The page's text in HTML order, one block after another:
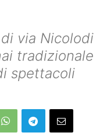
via Nicolodi
tradizionale
spettacoli